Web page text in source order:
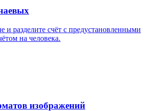
и разделите счёт с предустановленными
на человека.
изображений